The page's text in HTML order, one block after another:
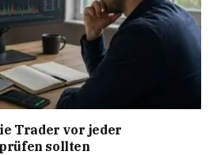
Trader vor jeder
sollten